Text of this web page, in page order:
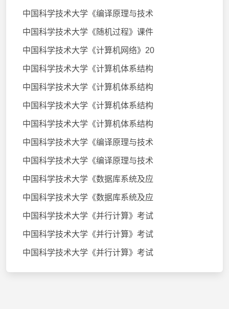
中国科学技术大学《编译原理与技术
中国科学技术大学《随机过程》课件
中国科学技术大学《计算机网络》20
中国科学技术大学《计算机体系结构
中国科学技术大学《计算机体系结构
中国科学技术大学《计算机体系结构
中国科学技术大学《计算机体系结构
中国科学技术大学《编译原理与技术
中国科学技术大学《编译原理与技术
中国科学技术大学《数据库系统及应
中国科学技术大学《数据库系统及应
中国科学技术大学《并行计算》考试
中国科学技术大学《并行计算》考试
中国科学技术大学《并行计算》考试